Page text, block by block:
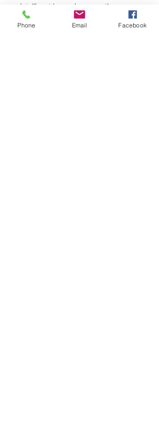
Intelligent barcode generation
the-fly in the printer
Format splitting
in several
Phone Email Facebook